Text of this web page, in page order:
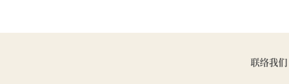
联络我们